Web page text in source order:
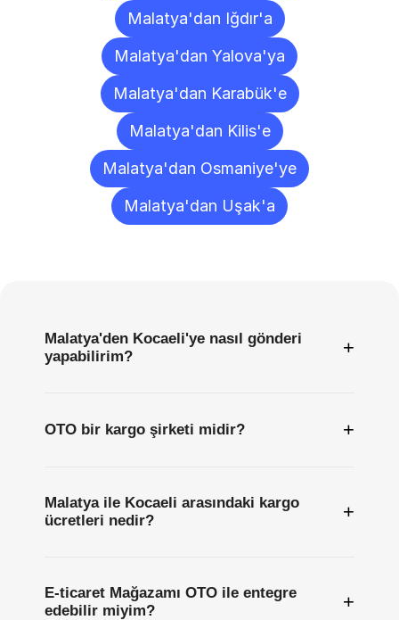
Malatya'dan Iğdır'a
Malatya'dan Yalova'ya
Malatya'dan Karabük'e
Malatya'dan Kilis'e
Malatya'dan Osmaniye'ye
Malatya'dan Uşak'a
Malatya'den Kocaeli'ye nasıl gönderi
yapabilirim?
+
OTO bir kargo şirketi midir? +
Malatya ile Kocaeli arasındaki kargo
ücretleri nedir?
+
E-ticaret Mağazamı OTO ile entegre
edebilir miyim?
+